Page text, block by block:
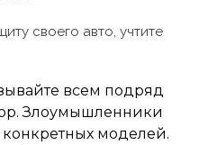
своего авто, учтите
всем подряд
Злоумышленники
конкретных моделей.